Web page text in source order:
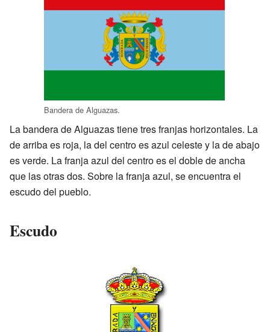
Bandera de Alguazas.
La bandera de Alguazas tiene tres franjas horizontales. La
de arriba es roja, la del centro es azul celeste y la de abajo
es verde. La franja azul del centro es el doble de ancha
que las otras dos. Sobre la franja azul, se encuentra el
escudo del pueblo.
Escudo